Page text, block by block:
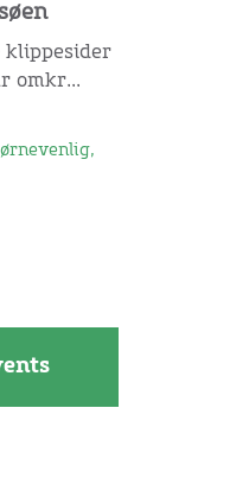
klippesider
omkr...